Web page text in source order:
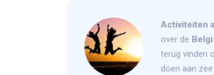
Activiteiten
over de
terug vinden
doen aan